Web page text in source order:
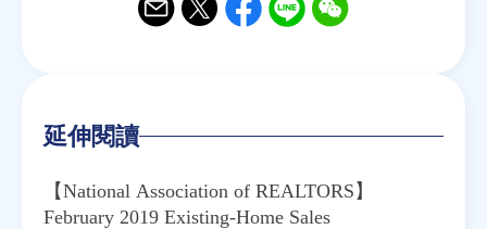
延伸閱讀
【National Association of REALTORS】
February 2019 Existing-Home Sales